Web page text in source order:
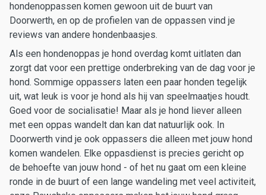
hondenoppassen komen gewoon uit de buurt van
Doorwerth, en op de profielen van de oppassen vind je
reviews van andere hondenbaasjes.
Als een hondenoppas je hond overdag komt uitlaten dan
zorgt dat voor een prettige onderbreking van de dag voor je
hond. Sommige oppassers laten een paar honden tegelijk
uit, wat leuk is voor je hond als hij van speelmaatjes houdt.
Goed voor de socialisatie! Maar als je hond liever alleen
met een oppas wandelt dan kan dat natuurlijk ook. In
Doorwerth vind je ook oppassers die alleen met jouw hond
komen wandelen. Elke oppasdienst is precies gericht op
de behoefte van jouw hond - of het nu gaat om een kleine
ronde in de buurt of een lange wandeling met veel activiteit,